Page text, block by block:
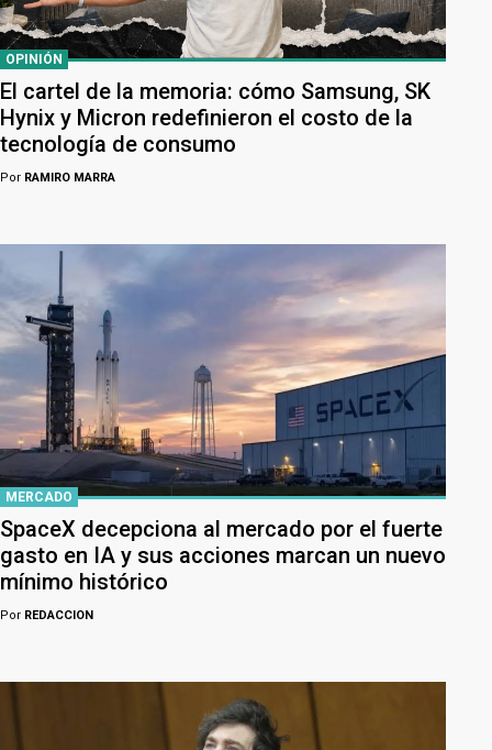
OPINIÓN
El cartel de la memoria: cómo Samsung, SK
Hynix y Micron redefinieron el costo de la
tecnología de consumo
Por RAMIRO MARRA
MERCADO
SpaceX decepciona al mercado por el fuerte
gasto en IA y sus acciones marcan un nuevo
mínimo histórico
Por REDACCION